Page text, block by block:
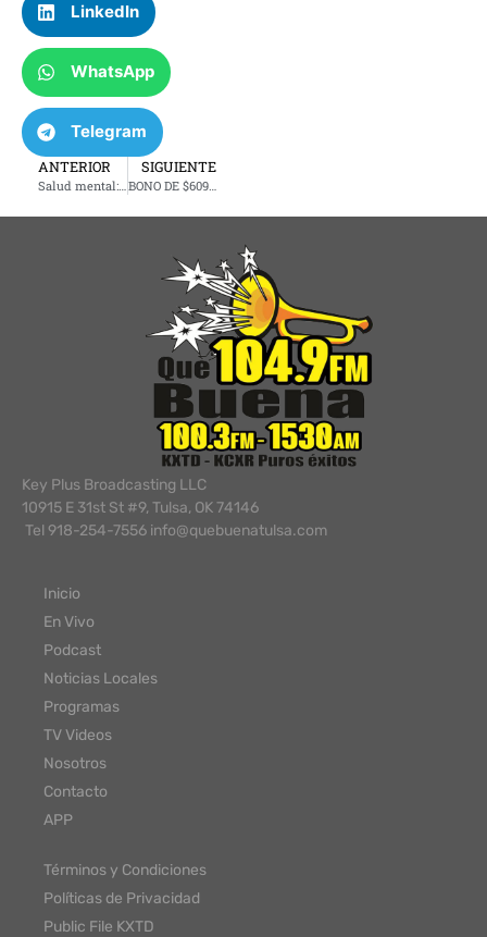
LinkedIn
WhatsApp
Telegram
ANTERIOR SIGUIENTE
BONO DE $609 MILLONES BUSCA TRANSFORMAR LAS ESCUELAS PÚBLICAS DE TULSA
Key Plus Broadcasting LLC
10915 E 31st St #9, Tulsa, OK 74146
Tel 918-254-7556 info@quebuenatulsa.com
Inicio
En Vivo
Podcast
Noticias Locales
Programas
TV Videos
Nosotros
Contacto
APP
Términos y Condiciones
Políticas de Privacidad
Public File KXTD